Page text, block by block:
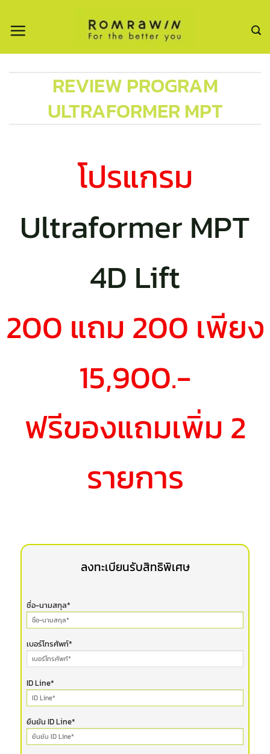
REVIEW PROGRAM
ULTRAFORMER MPT
โปรแกรม
Ultraformer MPT
4D Lift
200 แถม 200 เพียง
15,900.-
ฟรีของแถมเพิ่ม 2
รายการ
ลงทะเบียนรับสิทธิพิเศษ
ชื่อ-นามสกุล*
เบอร์โทรศัพท์*
ID Line*
ยืนยัน ID Line*